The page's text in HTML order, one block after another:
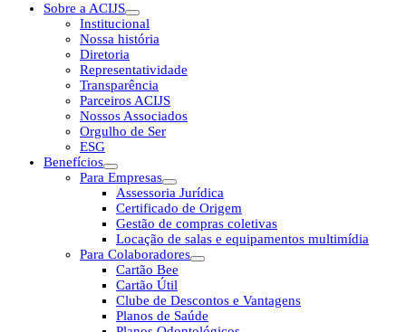
Sobre a ACIJS
Institucional
Nossa história
Diretoria
Representatividade
Transparência
Parceiros ACIJS
Nossos Associados
Orgulho de Ser
ESG
Benefícios
Para Empresas
Assessoria Jurídica
Certificado de Origem
Gestão de compras coletivas
Locação de salas e equipamentos multimídia
Para Colaboradores
Cartão Bee
Cartão Útil
Clube de Descontos e Vantagens
Planos de Saúde